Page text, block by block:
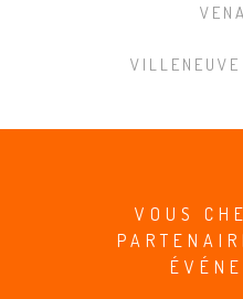
VOUS